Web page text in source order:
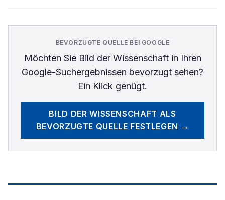
BEVORZUGTE QUELLE BEI GOOGLE
Möchten Sie Bild der Wissenschaftin Ihren
Google-Suchergebnissen bevorzugt sehen?
Ein Klick genügt.
BILD DER WISSENSCHAFT ALS
BEVORZUGTE QUELLE FESTLEGEN →